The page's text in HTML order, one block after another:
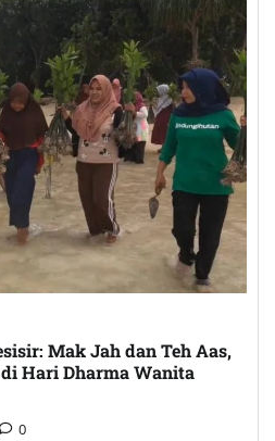
Mak Jah dan Teh Aas,
Hari Dharma Wanita
0